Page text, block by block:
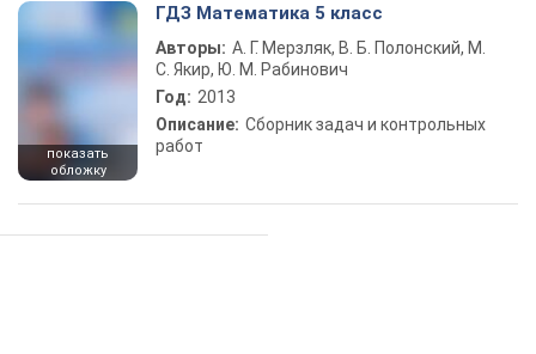
показать
обложку
ГДЗ Математика 5 класс
Авторы: А. Г. Мерзляк, В. Б. Полонский, М.
С. Якир, Ю. М. Рабинович
Год: 2013
Описание: Сборник задач и контрольных
работ